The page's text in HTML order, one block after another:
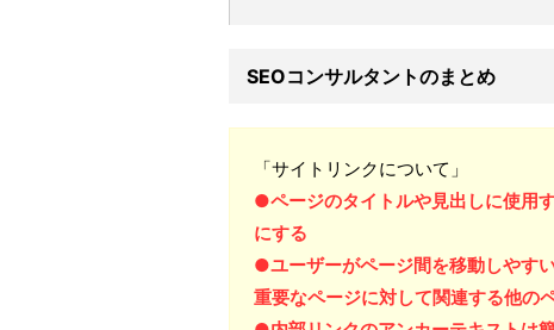
SEOコンサルタントのまとめ
「サイトリンクについて」
●ページのタイトルや見出しに使用
にする
●ユーザーがページ間を移動しやす
重要なページに対して関連する他の